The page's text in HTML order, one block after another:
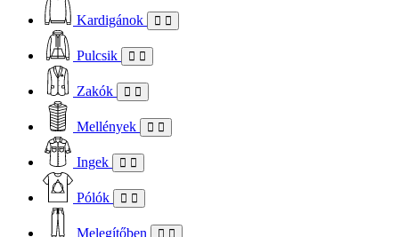
Kardigánok
Pulcsik
Zakók
Mellények
Ingek
Pólók
Melegítőben